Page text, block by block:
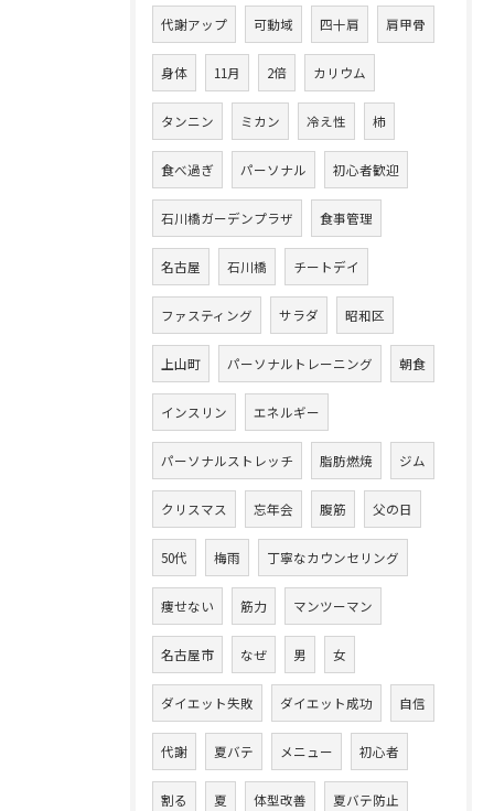
代謝アップ 可動域 四十肩 肩甲骨
身体 11月 2倍 カリウム
タンニン ミカン 冷え性 柿
食べ過ぎ パーソナル 初心者歓迎
石川橋ガーデンプラザ 食事管理
名古屋 石川橋 チートデイ
ファスティング サラダ 昭和区
上山町 パーソナルトレーニング 朝食
インスリン エネルギー
パーソナルストレッチ 脂肪燃焼 ジム
クリスマス 忘年会 腹筋 父の日
50代 梅雨 丁寧なカウンセリング
痩せない 筋力 マンツーマン
名古屋市 なぜ 男 女
ダイエット失敗 ダイエット成功 自信
代謝 夏バテ メニュー 初心者
割る 夏 体型改善 夏バテ防止